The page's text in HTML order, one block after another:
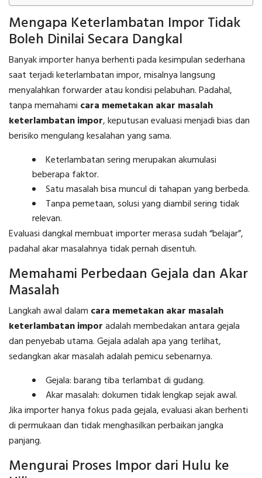
Mengapa Keterlambatan Impor Tidak
Boleh Dinilai Secara Dangkal
Banyak importer hanya berhenti pada kesimpulan sederhana
saat terjadi keterlambatan impor, misalnya langsung
menyalahkan forwarder atau kondisi pelabuhan. Padahal,
tanpa memahami cara memetakan akar masalah
keterlambatan impor, keputusan evaluasi menjadi bias dan
berisiko mengulang kesalahan yang sama.
Keterlambatan sering merupakan akumulasi
beberapa faktor.
Satu masalah bisa muncul di tahapan yang berbeda.
Tanpa pemetaan, solusi yang diambil sering tidak
relevan.
Evaluasi dangkal membuat importer merasa sudah “belajar”,
padahal akar masalahnya tidak pernah disentuh.
Memahami Perbedaan Gejala dan Akar
Masalah
Langkah awal dalam cara memetakan akar masalah
keterlambatan imporadalah membedakan antara gejala
dan penyebab utama. Gejala adalah apa yang terlihat,
sedangkan akar masalah adalah pemicu sebenarnya.
Gejala: barang tiba terlambat di gudang.
Akar masalah: dokumen tidak lengkap sejak awal.
Jika importer hanya fokus pada gejala, evaluasi akan berhenti
di permukaan dan tidak menghasilkan perbaikan jangka
panjang.
Mengurai Proses Impor dari Hulu ke